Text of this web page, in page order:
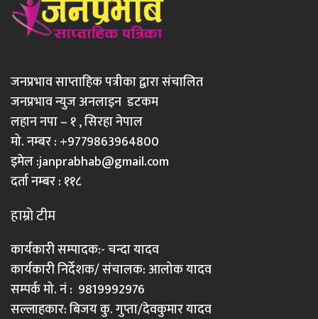
जनप्रभाव साप्ताहिक पत्रीका द्वारा संचालित
जनप्रभाव न्युज अनलाइन डटकम
लहान नपा – १ , सिरहा नेपाल
मो. नम्बर : +9779863964800
इमेल :janprabhab@gmail.com
दर्ता नम्बर : ११८
हाम्रो टीम
कार्यकारी सम्पादक:- चन्दा यादव
कार्यकारी निर्देशक/ संचालक: आलोक यादव
सम्पर्क मो. नं : 9819992976
सल्लाहकार: बिजय कु. गुप्ता/देवकुमार यादव